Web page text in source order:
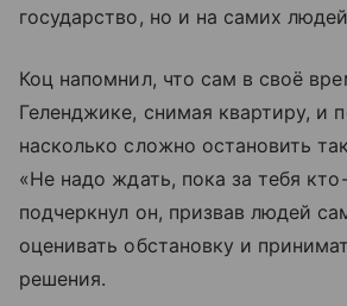
государство, но и на самих
Коц напомнил, что сам в своё
Геленджике, снимая квартиру, и
насколько сложно остановить
«Не надо ждать, пока за тебя
подчеркнул он, призвав людей
оценивать обстановку и
решения.